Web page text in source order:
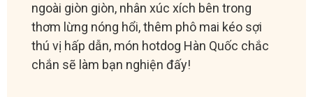
ngoài giòn giòn, nhân xúc xích bên trong
thơm lừng nóng hổi, thêm phô mai kéo sợi
thú vị hấp dẫn, món hotdog Hàn Quốc chắc
chắn sẽ làm bạn nghiện đấy!